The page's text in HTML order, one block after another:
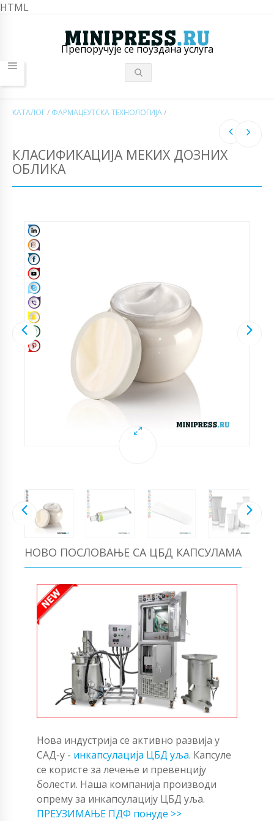
HTML
Препоручује се поуздана услуга
КАТАЛОГ/ ФАРМАЦЕУТСКА ТЕХНОЛОГИЈА/
КЛАСИФИКАЦИЈА МЕКИХ ДОЗНИХ
ОБЛИКА
НОВО ПОСЛОВАЊЕ СА ЦБД КАПСУЛАМА
Нова индустрија се активно развија у
САД-у - инкапсулација ЦБД уља. Капсуле
се користе за лечење и превенцију
болести. Наша компанија производи
опрему за инкапсулацију ЦБД уља.
ПРЕУЗИМАЊЕ ПДФ понуде >>